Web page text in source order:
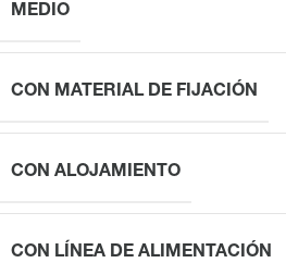
MEDIO
CON MATERIAL DE FIJACIÓN
CON ALOJAMIENTO
CON LÍNEA DE ALIMENTACIÓN